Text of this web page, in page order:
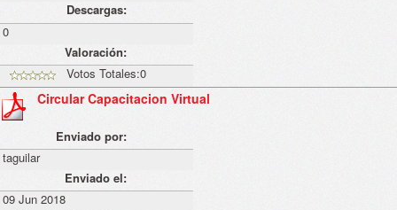
Descargas:
0
Valoración:
Votos Totales:0
Circular Capacitacion Virtual
Enviado por:
taguilar
Enviado el:
09 Jun 2018